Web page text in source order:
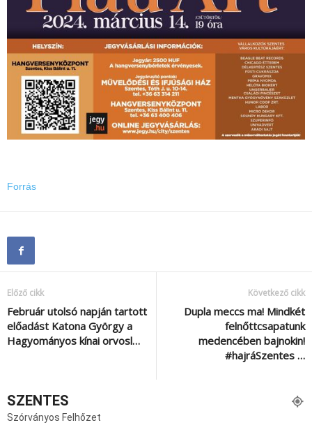
Forrás
Előző cikk
Február utolsó napján tartott
előadást Katona György a
Hagyományos kínai orvosl…
Következő cikk
Dupla meccs ma! Mindkét
felnőttcsapatunk
medencében bajnokin!
#hajráSzentes …
SZENTES
Szórványos Felhőzet